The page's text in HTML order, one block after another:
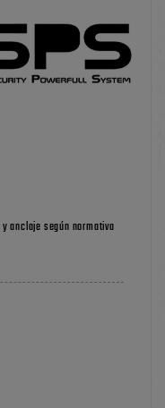
anclaje según normativa